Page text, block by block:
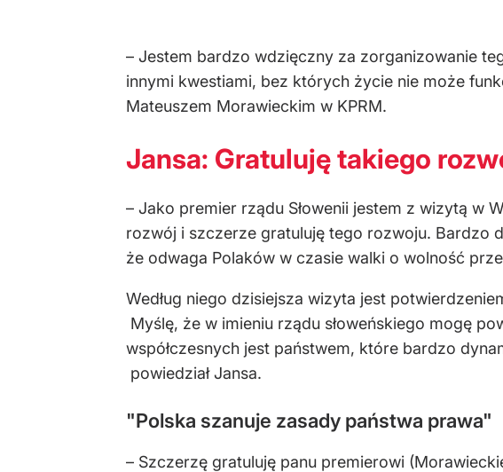
– Jestem bardzo wdzięczny za zorganizowanie
innymi kwestiami, bez których życie nie może
Mateuszem Morawieckim w KPRM.
Jansa: Gratuluję takiego
– Jako premier rządu Słowenii jestem z wizytą w
rozwój i szczerze gratuluję tego rozwoju. Bardzo
że odwaga Polaków w czasie walki o wolność
Według niego dzisiejsza wizyta jest
Myślę, że w imieniu rządu słoweńskiego mogę
współczesnych jest państwem, które bardzo
powiedział Jansa.
"Polska szanuje zasady państwa prawa"
– Szczerzę gratuluję panu premierowi